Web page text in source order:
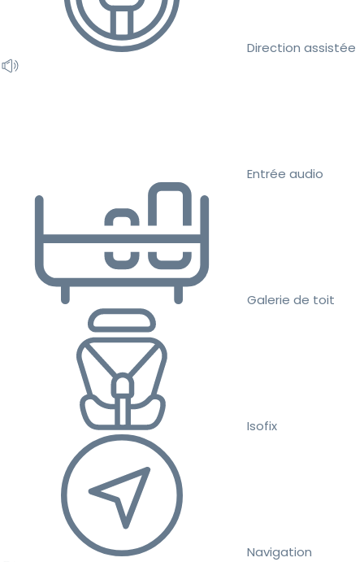
Direction assistée
Entrée audio
Galerie de toit
Isofix
Navigation